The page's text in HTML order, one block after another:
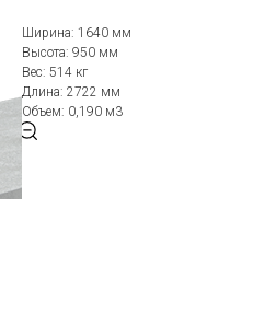
Ширина: 1640 мм
Высота: 950 мм
Вес: 514 кг
Длина: 2722 мм
Объем: 0,190 м3